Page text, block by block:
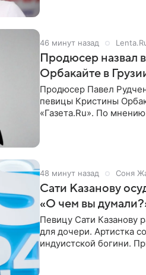
46 минут назад
Продюсер назвал
Орбакайте в
Продюсер Павел
певицы Кристины
«Газета.Ru». По
48 минут назад Соня
Сати Казанову
«О чем вы
Певицу Сати Казанову
для дочери. Артистка
индуистской богини.